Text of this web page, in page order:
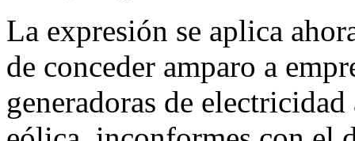
La expresión se aplica
de conceder amparo a
generadoras de